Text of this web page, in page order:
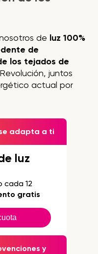
de luz 100%
de
los tejados de
juntos
actual por
adapta a ti
luz
cada 12
gratis
y